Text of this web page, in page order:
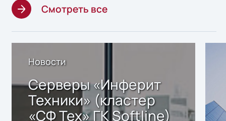
Смотреть все
Новости
Серверы «Инферит
Техники» (кластер
«СФ Тех» ГК Softline)